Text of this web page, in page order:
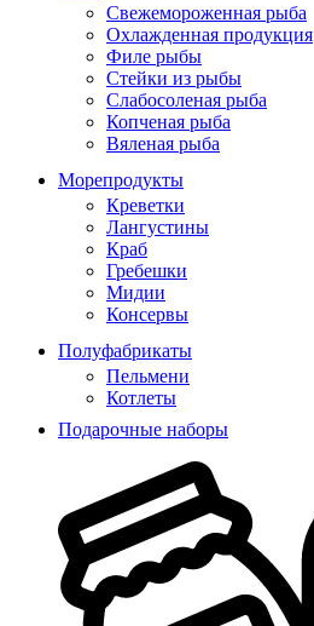
Свежемороженная рыба
Охлажденная продукция
Филе рыбы
Стейки из рыбы
Слабосоленая рыба
Копченая рыба
Вяленая рыба
Морепродукты
Креветки
Лангустины
Краб
Гребешки
Мидии
Консервы
Полуфабрикаты
Пельмени
Котлеты
Подарочные наборы